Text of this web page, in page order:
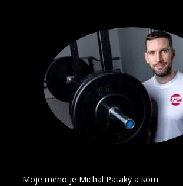
Moje meno je Michal Pataky a som